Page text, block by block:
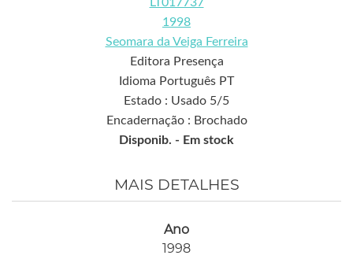
1998
Seomara da Veiga Ferreira
Editora Presença
Idioma Português PT
Estado : Usado 5/5
Encadernação : Brochado
Disponib. - Em stock
MAIS DETALHES
Ano
1998